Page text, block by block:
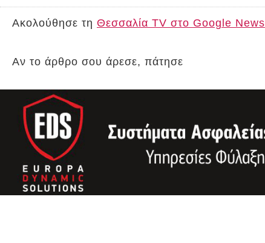
Ακολούθησε τη Θεσσαλία TV στο Google News
Αν το άρθρο σου άρεσε, πάτησε